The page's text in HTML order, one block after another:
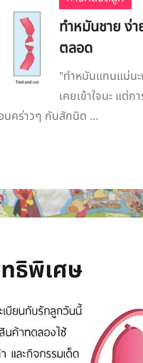
ทำหมันชาย ง่า
ตลอด
"ทำหมันแทนแม่นะ
เคยเข้าใจนะ แ
นคร่าวๆ กันสักนิด ...